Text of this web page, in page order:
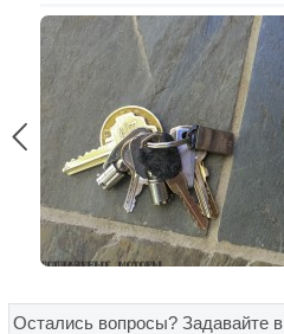

Остались вопросы? Задавайте в